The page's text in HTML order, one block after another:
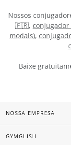
Nossos
🇫🇷,
modais),
Baixe
NOSSA EMPRESA
GYMGLISH